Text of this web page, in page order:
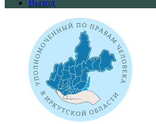
Выход